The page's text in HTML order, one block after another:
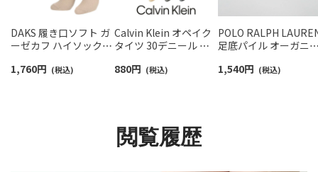
DAKS 履き口ソフト ガ
ーゼカフ ハイソックス
03367073
1,760円 (税込)
Calvin Klein オペイク
タイツ 30デニール ゾ
ルクプロテイン加工 消
880円 (税込)
POLO RALPH
足底パイル オーガニ
ー丈 ソックス レディ
1,540円 (税込)
閲覧履歴